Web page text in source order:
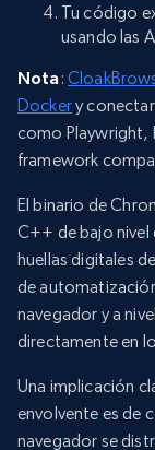
Tu código
usando las
Nota:
Dockery
como Playwright,
framework
El binario de
C++ de bajo nivel
huellas digitales
de
navegador y a
directamente en
Una implicación
envolvente es de
navegador se